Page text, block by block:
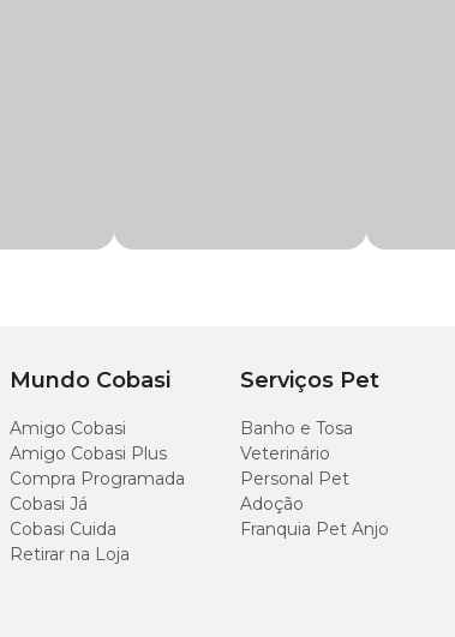
Mundo Cobasi
Amigo Cobasi
Amigo Cobasi Plus
Compra Programada
Cobasi Já
Cobasi Cuida
Retirar na Loja
Serviços Pet
Banho e Tosa
Veterinário
Personal Pet
Adoção
Franquia Pet Anjo